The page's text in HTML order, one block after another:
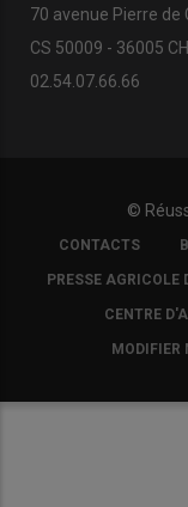
70 avenue Pierre de
CS 50009 - 36005
02.54.07.66.66
©
FOOTER
COPYRIGHT
CONTACTS
PRESSE AGRICOLE
CENTRE
MODIFIER